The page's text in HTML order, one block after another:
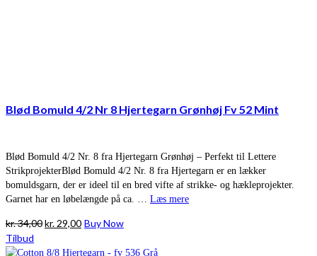
Blød Bomuld 4/2 Nr 8 Hjertegarn Grønhøj Fv 52 Mint
Blød Bomuld 4/2 Nr. 8 fra Hjertegarn Grønhøj – Perfekt til Lettere
StrikprojekterBlød Bomuld 4/2 Nr. 8 fra Hjertegarn er en lækker
bomuldsgarn, der er ideel til en bred vifte af strikke- og hækleprojekter.
Garnet har en løbelængde på ca. … Læs mere
kr.34,00Den
pris
kr. 29,00Den
pris
Buy Now
Tilbud